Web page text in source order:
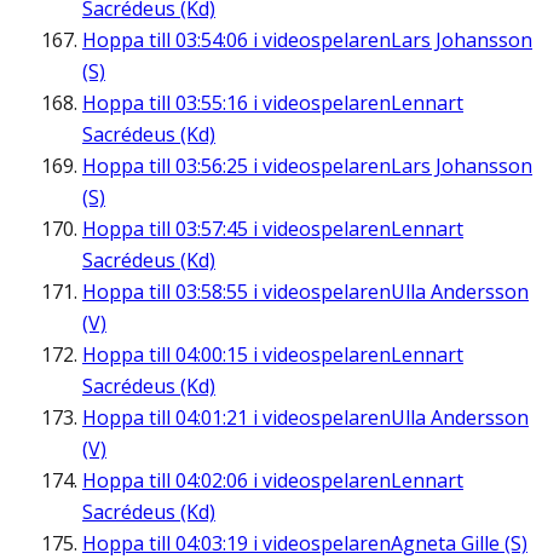
Sacrédeus (Kd)
Hoppa till 03:54:06 i videospelarenLars Johansson
(S)
Hoppa till 03:55:16 i videospelarenLennart
Sacrédeus (Kd)
Hoppa till 03:56:25 i videospelarenLars Johansson
(S)
Hoppa till 03:57:45 i videospelarenLennart
Sacrédeus (Kd)
Hoppa till 03:58:55 i videospelarenUlla Andersson
(V)
Hoppa till 04:00:15 i videospelarenLennart
Sacrédeus (Kd)
Hoppa till 04:01:21 i videospelarenUlla Andersson
(V)
Hoppa till 04:02:06 i videospelarenLennart
Sacrédeus (Kd)
Hoppa till 04:03:19 i videospelarenAgneta Gille (S)